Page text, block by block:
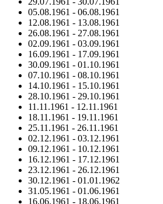
05.08.1961 - 06.08.1961
12.08.1961 - 13.08.1961
26.08.1961 - 27.08.1961
02.09.1961 - 03.09.1961
16.09.1961 - 17.09.1961
30.09.1961 - 01.10.1961
07.10.1961 - 08.10.1961
14.10.1961 - 15.10.1961
28.10.1961 - 29.10.1961
11.11.1961 - 12.11.1961
18.11.1961 - 19.11.1961
25.11.1961 - 26.11.1961
02.12.1961 - 03.12.1961
09.12.1961 - 10.12.1961
16.12.1961 - 17.12.1961
23.12.1961 - 26.12.1961
30.12.1961 - 01.01.1962
31.05.1961 - 01.06.1961
16.06.1961 - 18.06.1961